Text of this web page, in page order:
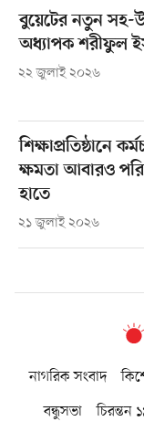
বুয়েটের নতুন সহ-
অধ্যাপক শরীফুল
২২ জুলাই ২০২৬
শিক্ষাপ্রতিষ্ঠানে
ক্ষমতা আবারও
হাতে
২১ জুলাই ২০২৬
নাগরিক সংবাদ
বন্ধুসভা
চিরন্তন